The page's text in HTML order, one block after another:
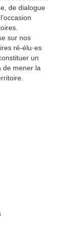
de dialogue
sur nos
ré-élu·es
un
de mener la